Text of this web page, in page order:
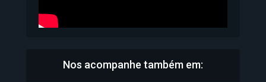
Nos acompanhe também em: